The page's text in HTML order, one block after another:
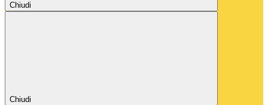
Chiudi
Chiudi